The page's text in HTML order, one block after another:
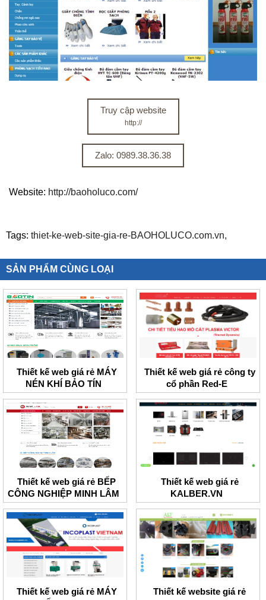
Truy cập website
http://
Zalo: 0989.38.36.38
Website: http://baoholuco.com/
Tags: thiet-ke-web-site-gia-re-BAOHOLUCO.com.vn,
SẢN PHẨM CÙNG LOẠI
Thiết kế web giá rẻ MÁY
NÉN KHÍ BẢO TÍN
Thiết kế web giá rẻ công ty
cổ phần Red-E
Thiết kế web giá rẻ BẾP
CÔNG NGHIỆP MINH LÂM
Thiết kế web giá rẻ
KALBER.VN
Thiết kế web giá rẻ MÁY
Thiết kế website giá rẻ